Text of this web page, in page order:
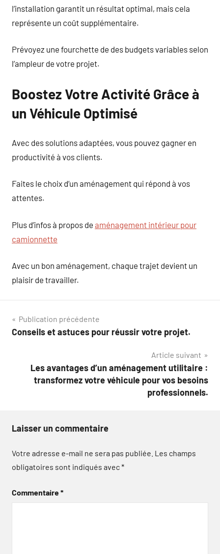
l’installation garantit un résultat optimal, mais cela
représente un coût supplémentaire.
Prévoyez une fourchette de des budgets variables selon
l’ampleur de votre projet.
Boostez Votre Activité Grâce à
un Véhicule Optimisé
Avec des solutions adaptées, vous pouvez gagner en
productivité à vos clients.
Faites le choix d’un aménagement qui répond à vos
attentes.
Plus d’infos à propos de aménagement intérieur pour
camionnette
Avec un bon aménagement, chaque trajet devient un
plaisir de travailler.
Navigation
de
Publication précédente
Conseils et astuces pour réussir votre projet.
Article suivant
Les avantages d’un aménagement utilitaire :
transformez votre véhicule pour vos besoins
professionnels.
Laisser un commentaire
Votre adresse e-mail ne sera pas publiée. Les champs
obligatoires sont indiqués avec*
Commentaire*